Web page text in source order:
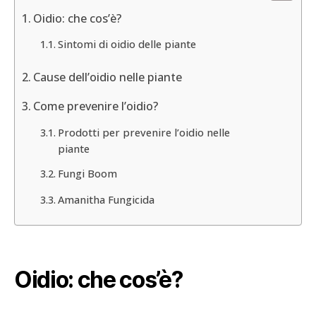
Oidio: che cos’è?
Sintomi di oidio delle piante
Cause dell’oidio nelle piante
Come prevenire l’oidio?
Prodotti per prevenire l’oidio nelle
piante
Fungi Boom
Amanitha Fungicida
Oidio: che cos’è?